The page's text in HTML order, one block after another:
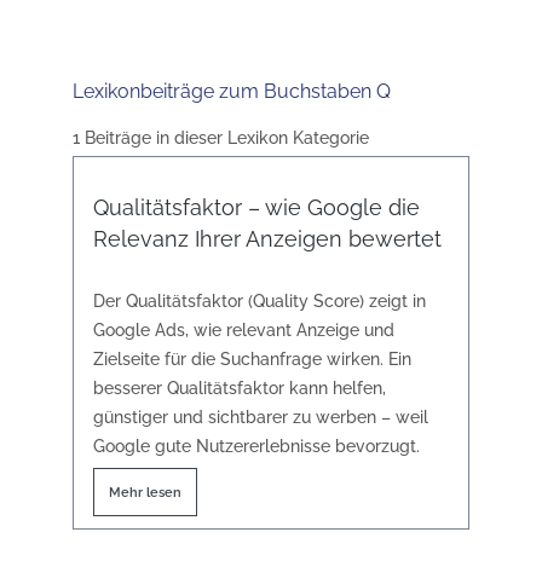
Lexikonbeiträge zum Buchstaben Q
1 Beiträge in dieser Lexikon Kategorie
Qualitätsfaktor – wie Google die
Relevanz Ihrer Anzeigen bewertet
Der Qualitätsfaktor (Quality Score) zeigt in
Google Ads, wie relevant Anzeige und
Zielseite für die Suchanfrage wirken. Ein
besserer Qualitätsfaktor kann helfen,
günstiger und sichtbarer zu werben – weil
Google gute Nutzererlebnisse bevorzugt.
Mehr lesen